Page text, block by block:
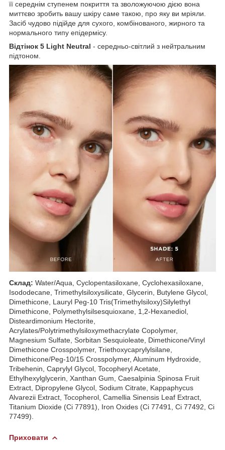
її середнім ступенем покриття та зволожуючою дією вона
миттєво зробить вашу шкіру саме такою, про яку ви мріяли.
Засіб чудово підійде для сухого, комбінованого, жирного та
нормального типу епідермісу.
Відтінок 5 Light Neutral - середньо-світлий з нейтральним
підтоном.
Склад: Water/Aqua, Cyclopentasiloxane, Cyclohexasiloxane,
Isododecane, Trimethylsiloxysilicate, Glycerin, Butylene Glycol,
Dimethicone, Lauryl Peg-10 Tris(Trimethylsiloxy)Silylethyl
Dimethicone, Polymethylsilsesquioxane, 1,2-Hexanediol,
Disteardimonium Hectorite,
Acrylates/Polytrimethylsiloxymethacrylate Copolymer,
Magnesium Sulfate, Sorbitan Sesquioleate, Dimethicone/Vinyl
Dimethicone Crosspolymer, Triethoxycaprylylsilane,
Dimethicone/Peg-10/15 Crosspolymer, Aluminum Hydroxide,
Tribehenin, Caprylyl Glycol, Tocopheryl Acetate,
Ethylhexylglycerin, Xanthan Gum, Caesalpinia Spinosa Fruit
Extract, Dipropylene Glycol, Sodium Citrate, Kappaphycus
Alvarezii Extract, Tocopherol, Camellia Sinensis Leaf Extract,
Titanium Dioxide (Ci 77891), Iron Oxides (Ci 77491, Ci 77492, Ci
77499).
Приховати